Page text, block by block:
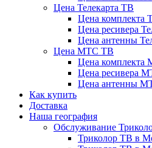
Цена Телекарта ТВ
Цена комплекта
Цена ресивера
Цена антенны
Цена МТС ТВ
Цена
Цена ресивера
Цена антенны
Как купить
Доставка
Наша география
Обслуживание
Триколор ТВ в